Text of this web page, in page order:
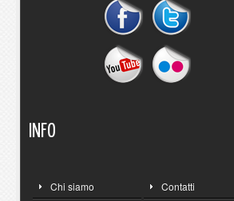
INFO
Chi siamo Contatti